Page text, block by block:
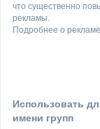
что существенно
рекламы.
Подробнее о
Использовать
имени групп